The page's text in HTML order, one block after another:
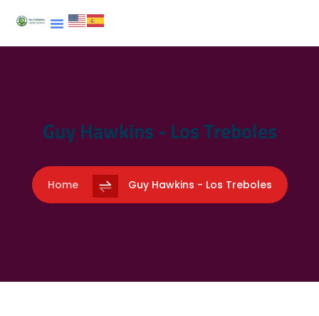
Guy Hawkins - Los Treboles
Home Guy Hawkins - Los Treboles